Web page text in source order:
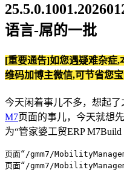
语言-屌的一批
[重要通告]如您遇疑难杂症
维码加博主微信,可节省您
今天闲着事儿不多，想起
M7页面的事儿，今天就想
为“管家婆工贸ERP M7Build
页面“/gmm7/
页面“/gmm7/